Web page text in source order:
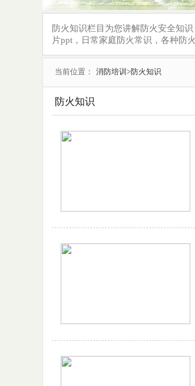
防火知识栏目为您讲解防火安全知
片ppt，日常家庭防火常识，各种防
当前位置： 消防培训 >防火知识
防火知识